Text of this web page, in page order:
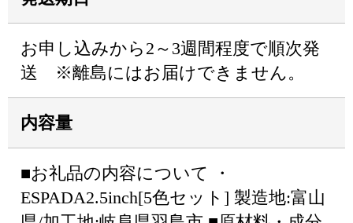
お申し込みから2～3週間程度で順次発
送 ※離島にはお届けできません。
内容量
■お礼品の内容について ・
ESPADA2.5inch[5色セット] 製造地:富山